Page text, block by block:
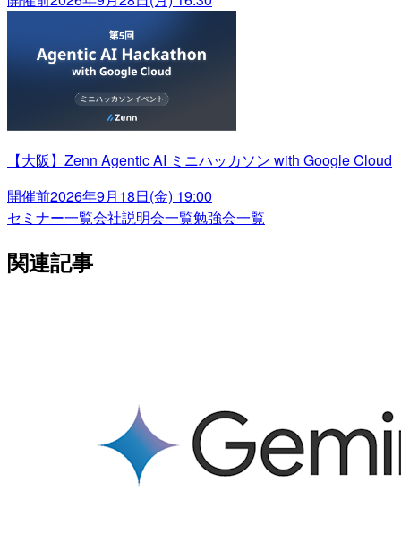
【大阪】Zenn Agentic AI ミニハッカソン with Google Cloud
開催前2026年9月18日(金) 19:00
セミナー一覧会社説明会一覧勉強会一覧
関連記事